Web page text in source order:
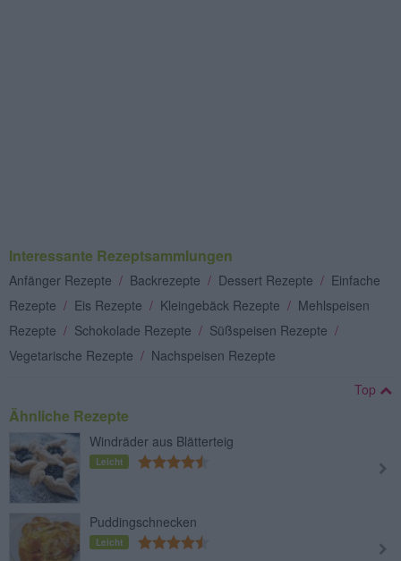
Interessante Rezeptsammlungen
Anfänger Rezepte / Backrezepte / Dessert Rezepte / Einfache
Rezepte / Eis Rezepte / Kleingebäck Rezepte / Mehlspeisen
Rezepte / Schokolade Rezepte / Süßspeisen Rezepte /
Vegetarische Rezepte / Nachspeisen Rezepte
Top
Ähnliche Rezepte
Windräder aus Blätterteig
Leicht
Puddingschnecken
Leicht